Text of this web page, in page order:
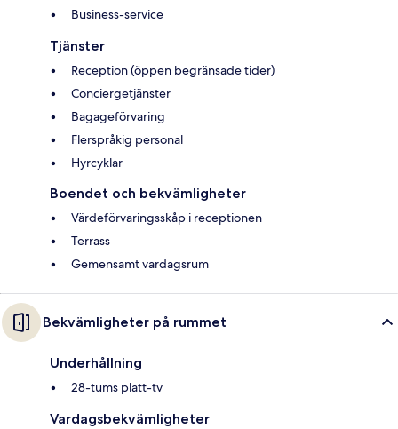
Business-service
Tjänster
Reception (öppen begränsade tider)
Conciergetjänster
Bagageförvaring
Flerspråkig personal
Hyrcyklar
Boendet och bekvämligheter
Värdeförvaringsskåp i receptionen
Terrass
Gemensamt vardagsrum
Bekvämligheter på rummet
Underhållning
28-tums platt-tv
Vardagsbekvämligheter